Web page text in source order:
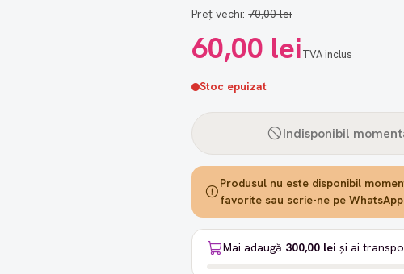
Preț vechi:70,00 lei
60,00 leiTVA inclus
Stoc epuizat
Indisponibil
Produsul nu este disponibil
favorite sau scrie-ne pe
Mai adaugă 300,00 lei și ai